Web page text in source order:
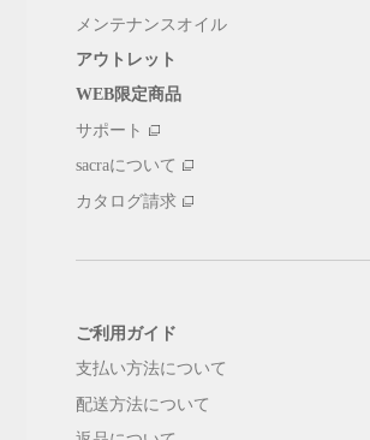
メンテナンスオイル
アウトレット
WEB限定商品
サポート
sacraについて
カタログ請求
ご利用ガイド
支払い方法について
配送方法について